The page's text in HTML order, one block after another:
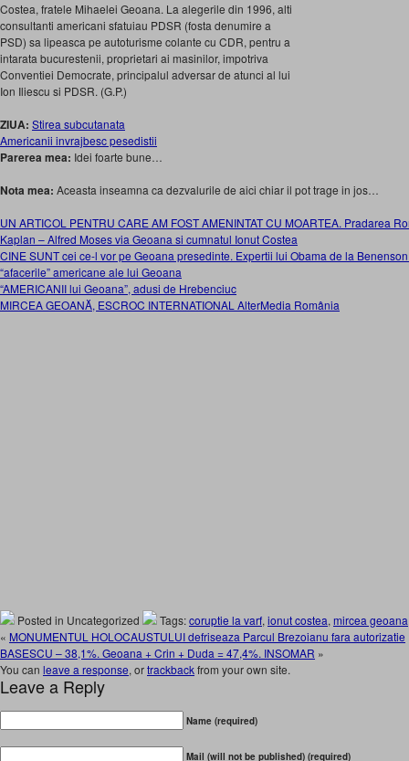
Costea, fratele Mihaelei Geoana. La alegerile din 1996, alti
consultanti americani sfatuiau PDSR (fosta denumire a
PSD) sa lipeasca pe autoturisme colante cu CDR, pentru a
intarata bucurestenii, proprietari ai masinilor, impotriva
Conventiei Democrate, principalul adversar de atunci al lui
Ion Iliescu si PDSR. (G.P.)
ZIUA: Stirea subcutanata
Americanii invrajbesc pesedistii
Parerea mea: Idei foarte bune…
Nota mea: Aceasta inseamna ca dezvalurile de aici chiar il pot trage in jos…
UN ARTICOL PENTRU CARE AM FOST AMENINTAT CU MOARTEA. Pradarea
Kaplan – Alfred Moses via Geoana si cumnatul Ionut Costea
CINE SUNT cei ce-l vor pe Geoana presedinte. Expertii lui Obama de la
“afacerile” americane ale lui Geoana
“AMERICANII lui Geoana”, adusi de Hrebenciuc
MIRCEA GEOANĂ, ESCROC INTERNATIONAL AlterMedia România
Posted in Uncategorized Tags:coruptie la varf, ionut costea, mircea geoana
« MONUMENTUL HOLOCAUSTULUI defriseaza Parcul Brezoianu fara autorizatie
BASESCU – 38,1%. Geoana + Crin + Duda = 47,4%. INSOMAR »
You can leave a response, ortrackbackfrom your own site.
Leave a Reply
Name (required)
Mail (will not be published) (required)